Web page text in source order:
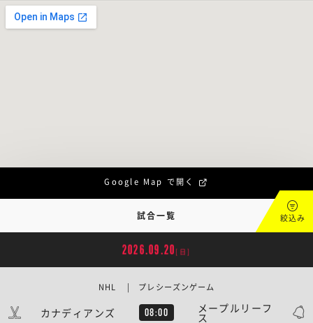
Google Map で開く
試合一覧 絞込み
2026.09.20 [日]
カナディアンズ 08:00 メープルリーフ
ス
NHL | プレシーズンゲーム